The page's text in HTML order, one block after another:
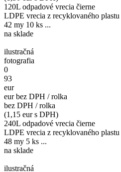
120L odpadové vrecia čierne
LDPE vrecia z recyklovaného
42 my 10 ks ...
na sklade
ilustračná
fotografia
0
93
eur
eur bez DPH / rolka
bez DPH / rolka
(1,15 eur s DPH)
240L odpadové vrecia čierne
LDPE vrecia z recyklovaného
48 my 5 ks ...
na sklade
ilustračná